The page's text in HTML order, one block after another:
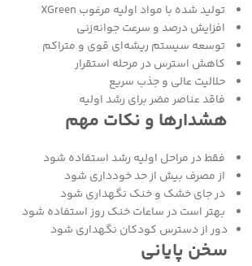
تولید شده با مواد اولیه مرغوب XGreen
افزایش درصد و سرعت جوانه‌زنی
توسعه سیستم ریشه‌ای قوی و متراکم
کاهش استرس در مرحله استقرار
حلالیت عالی و جذب سریع
فاقد عناصر مضر برای رشد اولیه
هشدارها و نکات مهم
فقط در مراحل اولیه رشد استفاده شود
از مصرف بیش از حد خودداری شود
در جای خشک و خنک نگهداری شود
بهتر است در ساعات خنک روز استفاده شود
دور از دسترس کودکان نگهداری شود
سخن پایانی